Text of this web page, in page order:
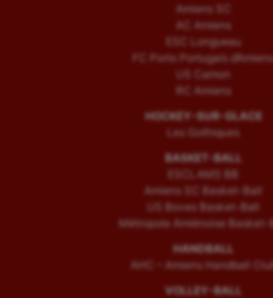
Amiens SC
AC Amiens
ESC Longueau
FC Porto Portugais d’Amiens
US Camon
RC Amiens
HOCKEY-SUR-GLACE
Les Gothiques
BASKET-BALL
ESCLAMS BB
Amiens SC Basket-Ball
US Boves Basket-Ball
Métropole Amiénoise Basket-
HANDBALL
AHC – Amiens Handball
VOLLEY-BALL